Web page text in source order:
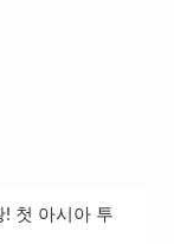
! 첫 아시아 투